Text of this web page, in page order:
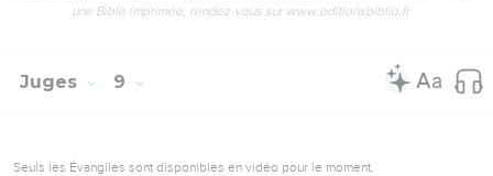
une Bible imprimée, rendez-vous sur www.editionsbiblio.fr
Juges 9
Seuls les Évangiles sont disponibles en vidéo pour le moment.